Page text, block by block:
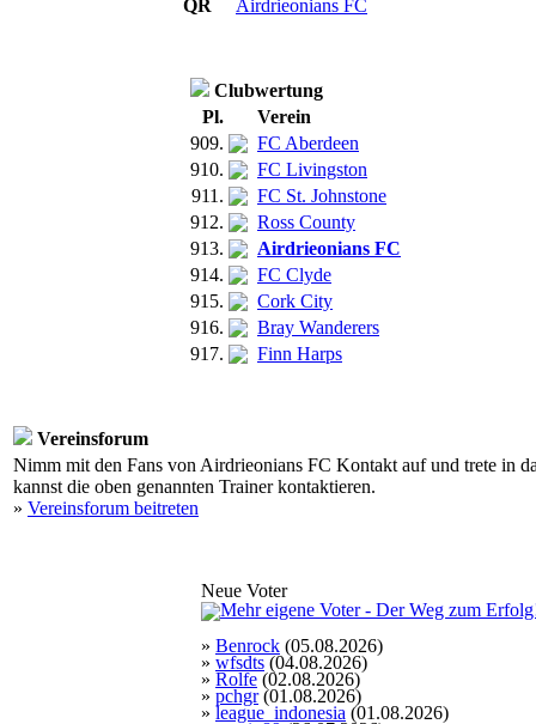
QR
Airdrieonians FC
Clubwertung
Pl.
Verein
909.
FC Aberdeen
910.
FC Livingston
911.
FC St. Johnstone
912.
Ross County
913.
Airdrieonians FC
914.
FC Clyde
915.
Cork City
916.
Bray Wanderers
917.
Finn Harps
Vereinsforum
Nimm mit den Fans von Airdrieonians FC Kontakt auf und trete in
kannst die oben genannten Trainer kontaktieren.
» Vereinsforum beitreten
Neue Voter
» Benrock (05.08.2026)
» wfsdts (04.08.2026)
» Rolfe (02.08.2026)
» pchgr(01.08.2026)
» league_indonesia (01.08.2026)